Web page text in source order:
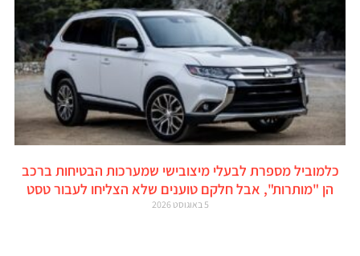
כלמוביל מספרת לבעלי מיצובישי שמערכות הבטיחות ברכב
הן "מותרות", אבל חלקם טוענים שלא הצליחו לעבור טסט
5 באוגוסט 2026